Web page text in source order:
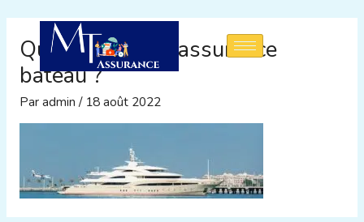
contenuQue couvre une assurance
bateau ?
Paradmin / 18 août 2022